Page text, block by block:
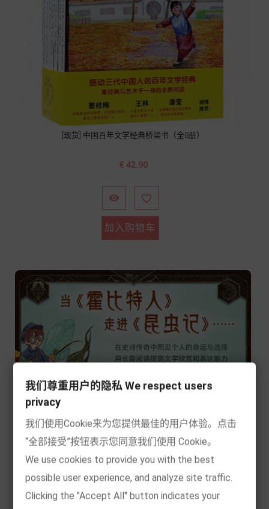
[现货] 中国百年文学经典桥梁书（全8册）
价
€ 42.90
 
加入购物车
我们尊重用户的隐私 We respect users
privacy
我们使用Cookie来为您提供最佳的用户体验。点击
“全部接受”按钮表示您同意我们使用 Cookie。
We use cookies to provide you with the best
possible user experience, and analyze site traffic.
Clicking the "Accept All" button indicates your